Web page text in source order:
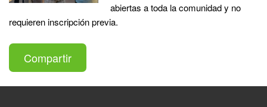
abiertas a toda la comunidad y no
requieren inscripción previa.
Compartir